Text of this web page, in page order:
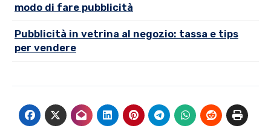
modo di fare pubblicità
Pubblicità in vetrina al negozio: tassa e tips
per vendere